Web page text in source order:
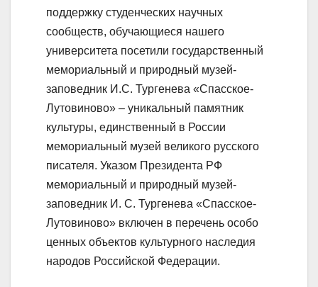
поддержку студенческих научных
сообществ, обучающиеся нашего
университета посетили государственный
мемориальный и природный музей-
заповедник И.С. Тургенева «Спасское-
Лутовиново» – уникальный памятник
культуры, единственный в России
мемориальный музей великого русского
писателя. Указом Президента РФ
мемориальный и природный музей-
заповедник И. С. Тургенева «Спасское-
Лутовиново» включен в перечень особо
ценных объектов культурного наследия
народов Российской Федерации.